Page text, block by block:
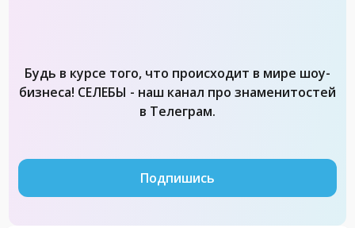
Будь в курсе того, что происходит в мире шоу-
бизнеса! СЕЛЕБЫ - наш канал про знаменитостей
в Телеграм.
Подпишись